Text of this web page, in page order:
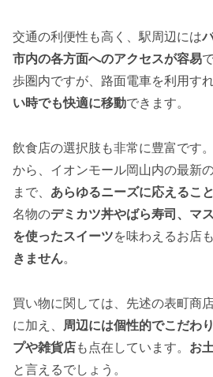
交通の利便性も高く、駅周辺には
市内の各方面へのアクセスが容易
歩圏内ですが、路面電車を利用すれ
い時でも快適に移動できます。
飲食店の選択肢も非常に豊富です
から、イオンモール岡山内の最新
まで、 あらゆるニーズに応えるこ
名物のデミカツ丼やばら寿司、マ
を使ったスイーツを味わえるお店も
きません。
買い物に関しては、先述の表町商
に加え、
周辺には個性的でこだわ
プや雑貨店も点在しています。 お
と言えるでしょう。